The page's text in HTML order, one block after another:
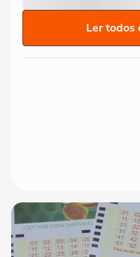
Ler todos